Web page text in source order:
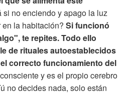
si no enciendo y apago la luz
la habitación? Si funcionó
te repites. Todo ello
de rituales autoestablecidos
correcto funcionamiento del
y es el propio cerebro
no decides nada, solo están